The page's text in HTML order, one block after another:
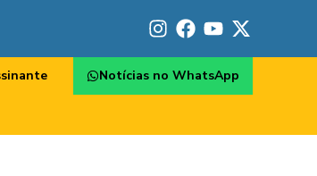
Notícias no WhatsApp